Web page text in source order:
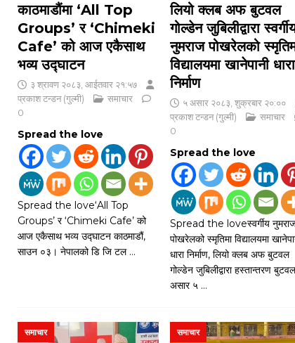
काठमाडौंमा ‘All Top
Groups’ र ‘Chimeki
Cafe’ को आज एकैसाथ
भव्य उद्घाटन
३ श्रावण २०८३, आईतवार २१:५७
प्रकाश टन्डन (गुल्मी)
समाचार
0
Spread the love
Spread the love‘All Top
Groups’ र ‘Chimeki Cafe’ को
आज एकैसाथ भव्य उद्घाटन काठमाडौं,
साउन ०३। नेपालको डि जि टल …
लियो क्लब अफ बुटवल
गोल्डेन जुबिलीद्वारा
नुमराज पोखरेलको
विद्यालयमा खानेपानी धारा
निर्माण
५ असार २०८३, शुक्रबार २०:००
प्रकाश टन्डन (गुल्मी)
समाचार
0
Spread the love
Spread the loveस्वर्गीय
पोखरेलको स्मृतिमा विद्यालयमा
धारा निर्माण, लियो क्लब अफ बुटवल
गोल्डेन जुबिलीद्वारा हस्तान्तरण
असार ५ …
समाचार समाचार